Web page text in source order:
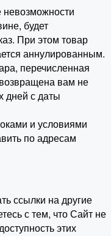
невозможности
будет
При этом товар
аннулированным.
перечисленная
вам не
дней с даты
и условиями
по адресам
ссылки на другие
с тем, что Сайт не
этих